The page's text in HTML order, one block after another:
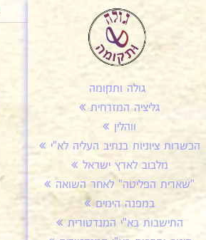
גולה ותקומה
גליציה המזרחית
ווהלין
הכשרות ציוניות בנתיב העליה לא"י
מלבוב לארץ ישראל
"שארית הפליטה" לאחר השואה
במפנה הימים
התישבות בא"י המנדטורית